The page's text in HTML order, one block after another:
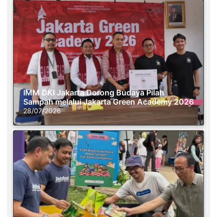
IMM DKI Jakarta Dorong Budaya Pilah
Sampah melalui Jakarta Green Academy 2026
28/07/2026